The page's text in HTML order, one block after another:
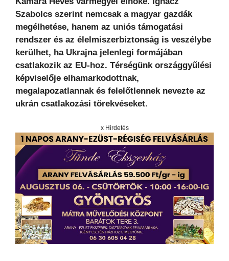
Szabolcs szerint nemcsak a magyar gazdák
megélhetése, hanem az uniós támogatási
rendszer és az élelmiszerbiztonság is veszélybe
kerülhet, ha Ukrajna jelenlegi formájában
csatlakozik az EU-hoz. Térségünk országgyűlési
képviselője elhamarkodottnak,
megalapozatlannak és felelőtlennek nevezte az
ukrán csatlakozási törekvéseket.
x Hirdetés